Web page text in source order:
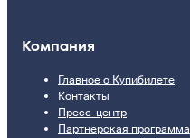
Компания
Главное о Купибилете
Контакты
Пресс-центр
Партнерская программа